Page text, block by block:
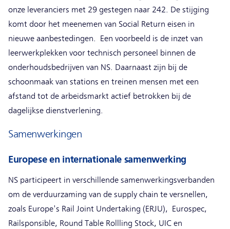
onze leveranciers met 29 gestegen naar 242. De stijging
komt door het meenemen van Social Return eisen in
nieuwe aanbestedingen. Een voorbeeld is de inzet van
leerwerkplekken voor technisch personeel binnen de
onderhoudsbedrijven van NS. Daarnaast zijn bij de
schoonmaak van stations en treinen mensen met een
afstand tot de arbeidsmarkt actief betrokken bij de
dagelijkse dienstverlening.
Samenwerkingen
Europese en internationale samenwerking
NS participeert in verschillende samenwerkingsverbanden
om de verduurzaming van de supply chain te versnellen,
zoals Europe's Rail Joint Undertaking (ERJU), Eurospec,
Railsponsible, Round Table Rollling Stock, UIC en